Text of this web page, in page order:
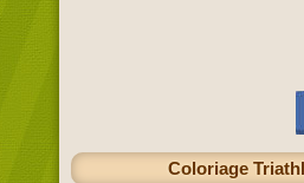
Coloriage